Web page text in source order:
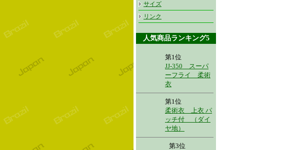
サイズ
リンク
人気商品ランキング5
第1位
JJ-350 スーパ
ーフライ 柔術
衣
第1位
柔術衣 上衣 パ
ッチ付 （ダイ
ヤ地）
第3位